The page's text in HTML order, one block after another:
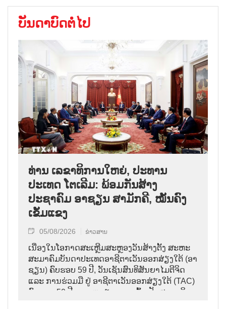
ບັນດາບົດຕໍ່ໄປ
ທ່ານ ເລຂາທິການໃຫຍ່, ປະທານ
ປະເທດ ໂຕເລີມ: ພ້ອມກັນສ້າງ
ປະຊາຄົມ ອາຊຽນ ສາມັກຄີ, ໝັ້ນຄົງ
ເຂັ້ມແຂງ
05/08/2026 ຂ່າວສານ
ເນື່ອງໃນໂອກາດສະເຫຼີມສະຫຼອງວັນສ້າງຕັ້ງ ສະຫະ
ສະມາຄົມບັນດາປະເທດອາຊີຕາເວັນອອກສ່ຽງໃຕ້ (ອາ
ຊຽນ) ຄົບຮອບ 59 ປີ, ວັນເຊັນສົນທິສັນຍາໄມຕີຈິດ
ແລະ ການຮ່ວມມື ຢູ່ ອາຊີຕາເວັນອອກສ່ຽງໃຕ້ (TAC)
ຄົບຮອບ 50 ປີ ແລະ ຫວຽດນາມ ເຂົ້າເປັນສະມາຊິກ